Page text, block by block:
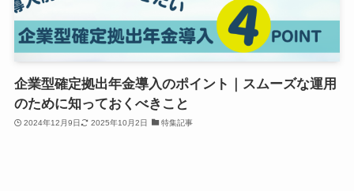
企業型確定拠出年金導入のポイント｜スムーズな運用
のために知っておくべきこと
2024年12月9日 2025年10月2日 特集記事